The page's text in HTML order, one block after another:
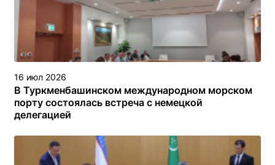
16 июл 2026
В Туркменбашинском международном морском
порту состоялась встреча с немецкой
делегацией